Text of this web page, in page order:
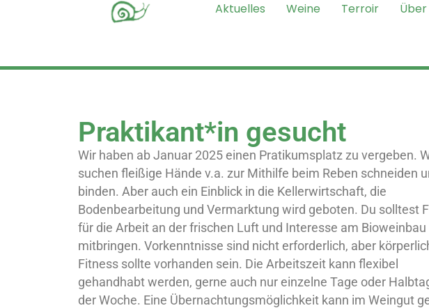
Aktuelles Weine Terroir Über
Praktikant*in gesucht
Wir haben ab Januar 2025 einen Pratikumsplatz zu vergeben.
suchen fleißige Hände v.a. zur Mithilfe beim Reben schneiden
binden. Aber auch ein Einblick in die Kellerwirtschaft, die
Bodenbearbeitung und Vermarktung wird geboten. Du solltest
für die Arbeit an der frischen Luft und Interesse am Bioweinbau
mitbringen. Vorkenntnisse sind nicht erforderlich, aber
Fitness sollte vorhanden sein. Die Arbeitszeit kann flexibel
gehandhabt werden, gerne auch nur einzelne Tage oder
der Woche. Eine Übernachtungsmöglichkeit kann im Weingut